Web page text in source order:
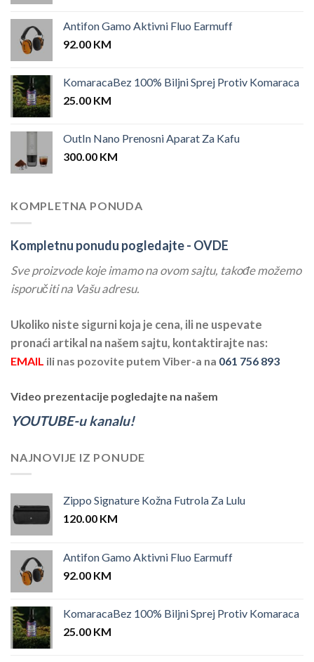
Antifon Gamo Aktivni Fluo Earmuff
92.00 KM
KomaracaBez 100% Biljni Sprej Protiv Komaraca
25.00 KM
OutIn Nano Prenosni Aparat Za Kafu
300.00 KM
KOMPLETNA PONUDA
Kompletnu ponudu pogledajte - OVDE
Sve proizvode koje imamo na ovom sajtu, takođe možemo
isporučiti na Vašu adresu.
Ukoliko niste sigurni koja je cena, ili ne uspevate
pronaći artikal na našem sajtu, kontaktirajte nas:
EMAIL ili nas pozovite putem Viber-a na 061 756 893
Video prezentacije pogledajte na našem
YOUTUBE-u kanalu!
NAJNOVIJE IZ PONUDE
Zippo Signature Kožna Futrola Za Lulu
120.00 KM
Antifon Gamo Aktivni Fluo Earmuff
92.00 KM
KomaracaBez 100% Biljni Sprej Protiv Komaraca
25.00 KM